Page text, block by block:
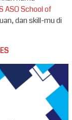
ASO School of
dan skill-mu di